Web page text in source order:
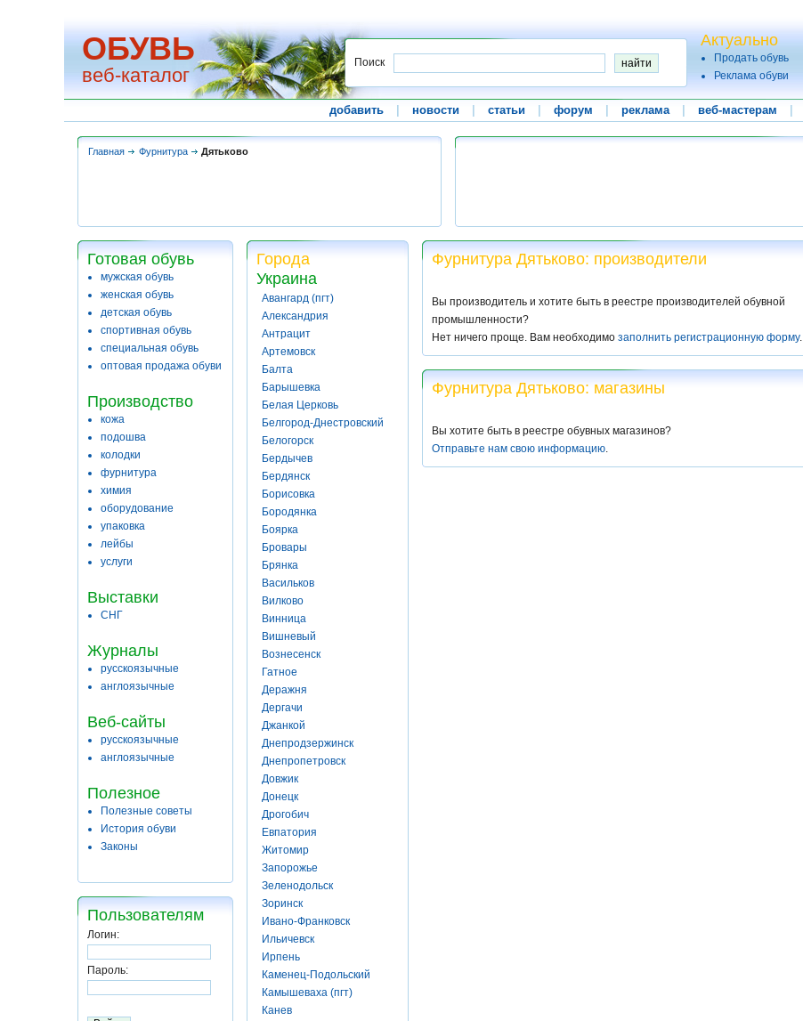
ОБУВЬ
веб-каталог
Поиск
Актуально
Продать обувь
Реклама обуви
добавить новости статьи форум реклама веб-мастерам
Главная Фурнитура Дятьково
Готовая обувь
мужская обувь
женская обувь
детская обувь
спортивная обувь
специальная обувь
оптовая продажа обуви
Производство
кожа
подошва
колодки
фурнитура
химия
оборудование
упаковка
лейбы
услуги
Выставки
СНГ
Журналы
русскоязычные
англоязычные
Веб-сайты
русскоязычные
англоязычные
Полезное
Полезные советы
История обуви
Законы
Пользователям
Логин:
Пароль:
Города
Украина
Авангард (пгт)
Александрия
Антрацит
Артемовск
Балта
Барышевка
Белая Церковь
Белгород-Днестровский
Белогорск
Бердычев
Бердянск
Борисовка
Бородянка
Боярка
Бровары
Брянка
Васильков
Вилково
Винница
Вишневый
Вознесенск
Гатное
Деражня
Дергачи
Джанкой
Днепродзержинск
Днепропетровск
Довжик
Донецк
Дрогобич
Евпатория
Житомир
Запорожье
Зеленодольск
Зоринск
Ивано-Франковск
Ильичевск
Ирпень
Каменец-Подольский
Камышеваха (пгт)
Канев
Фурнитура Дятьково: производители
Вы производитель и хотите быть в реестре производителей обувной
промышленности?
Нет ничего проще. Вам необходимо заполнить регистрационную форму.
Фурнитура Дятьково: магазины
Вы хотите быть в реестре обувных магазинов?
Отправьте нам свою информацию.